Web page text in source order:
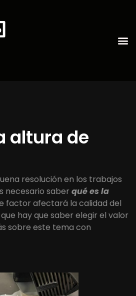
altura de
resolución en los trabajos
necesario saber qué es la
factor afectará la calidad del
hay que saber elegir el valor
sobre este tema con